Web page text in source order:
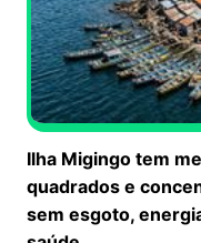
Ilha Migingo tem
quadrados e
sem esgoto,